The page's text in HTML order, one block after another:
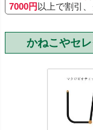
7000円 以上で割引
かねこやセ